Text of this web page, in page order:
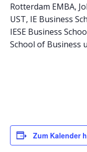
Rotterdam EMBA,
UST, IE Business
IESE Business
School of Business
Zum Kalender